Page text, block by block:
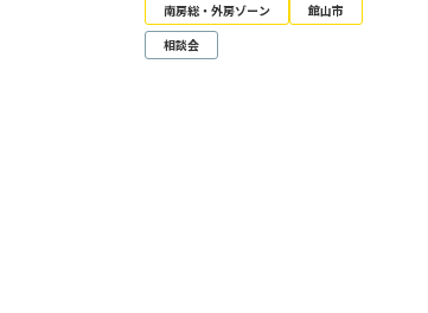
南房総・外房ゾーン
館山市
相談会